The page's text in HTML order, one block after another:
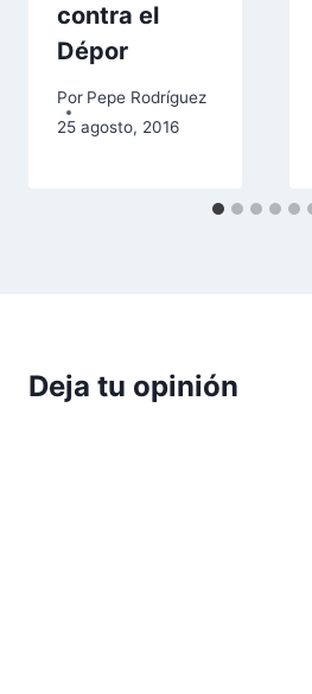
contra el
Dépor
Por Pepe Rodríguez
25 agosto, 2016
Deja tu opinión